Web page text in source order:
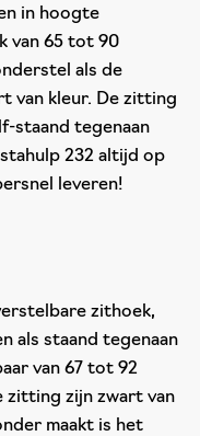
in hoogte
van 65 tot 90
als de
van kleur. De zitting
staand tegenaan
232 altijd op
leveren!
zithoek,
als staand tegenaan
van 67 tot 92
zitting zijn zwart van
maakt is het